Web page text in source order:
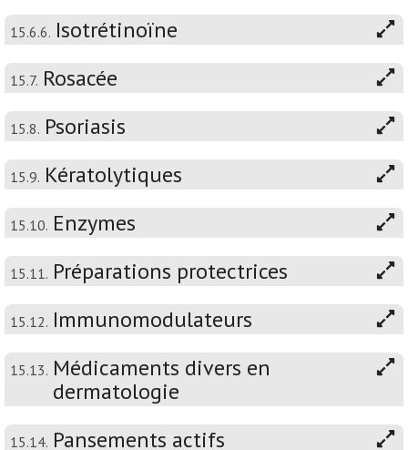
15.6.6. Isotrétinoïne
15.7. Rosacée
15.8. Psoriasis
15.9. Kératolytiques
15.10. Enzymes
15.11. Préparations protectrices
15.12. Immunomodulateurs
15.13. Médicaments divers en
dermatologie
15.14. Pansements actifs